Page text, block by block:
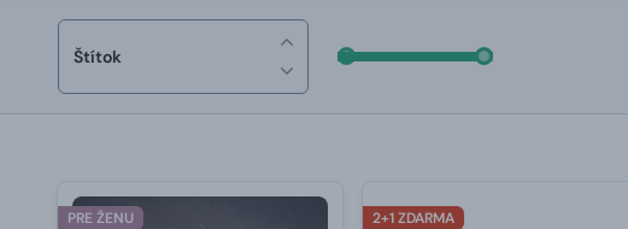
Štítok
PRE ŽENU
2+1 ZDARMA